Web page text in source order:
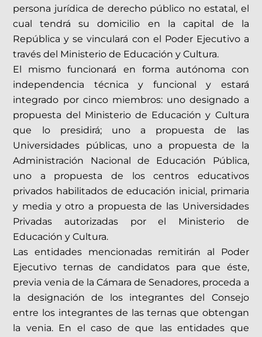
persona jurídica de derecho público no estatal, el
cual tendrá su domicilio en la capital de la
República y se vinculará con el Poder Ejecutivo a
través del Ministerio de Educación y Cultura.
El mismo funcionará en forma autónoma con
independencia técnica y funcional y estará
integrado por cinco miembros: uno designado a
propuesta del Ministerio de Educación y Cultura
que lo presidirá; uno a propuesta de las
Universidades públicas, uno a propuesta de la
Administración Nacional de Educación Pública,
uno a propuesta de los centros educativos
privados habilitados de educación inicial, primaria
y media y otro a propuesta de las Universidades
Privadas autorizadas por el Ministerio de
Educación y Cultura.
Las entidades mencionadas remitirán al Poder
Ejecutivo ternas de candidatos para que éste,
previa venia de la Cámara de Senadores, proceda a
la designación de los integrantes del Consejo
entre los integrantes de las ternas que obtengan
la venia. En el caso de que las entidades que